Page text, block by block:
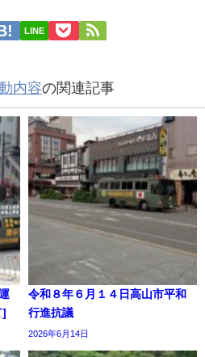
LINE
内容の関連記事
令和８年６月１４日高山市平和
行進抗議
2026年6月14日